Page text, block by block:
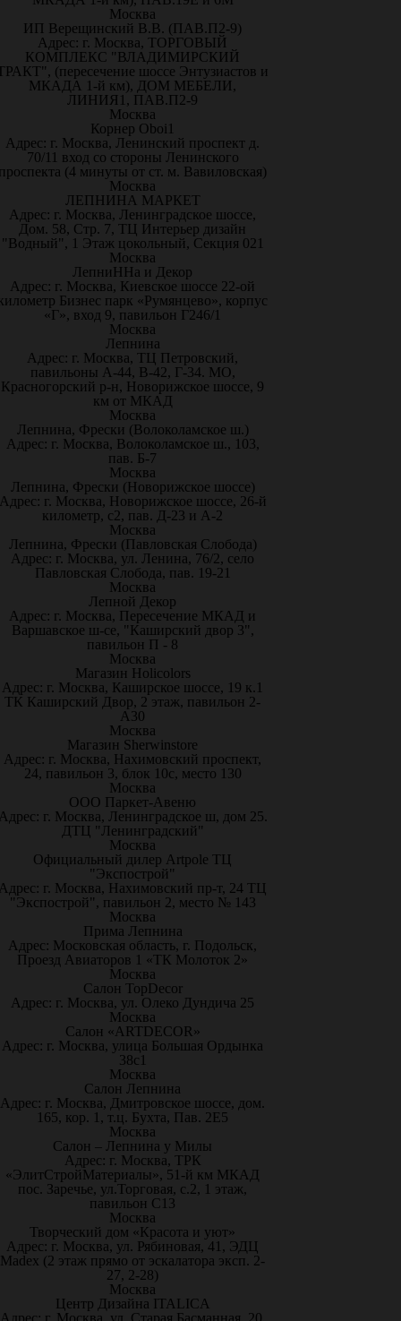
Москва
ИП Верещинский В.В. (ПАВ.П2-9)
Адрес: г. Москва, ТОРГОВЫЙ
КОМПЛЕКС "ВЛАДИМИРСКИЙ
(пересечение шоссе Энтузиастов и
МКАДА 1-й км), ДОМ МЕБЕЛИ,
ЛИНИЯ1, ПАВ.П2-9
Москва
Корнер Oboi1
Адрес: г. Москва, Ленинский проспект д.
70/11 вход со стороны Ленинского
(4 минуты от ст. м. Вавиловская)
Москва
ЛЕПНИНА МАРКЕТ
Адрес: г. Москва, Ленинградское шоссе,
Дом. 58, Стр. 7, ТЦ Интерьер дизайн
"Водный", 1 Этаж цокольный, Секция 021
Москва
ЛепниННа и Декор
Адрес: г. Москва, Киевское шоссе 22-ой
Бизнес парк «Румянцево», корпус
«Г», вход 9, павильон Г246/1
Москва
Лепнина
Адрес: г. Москва, ТЦ Петровский,
павильоны А-44, В-42, Г-34. МО,
Красногорский р-н, Новорижское шоссе, 9
км от МКАД
Москва
Лепнина, Фрески (Волоколамское ш.)
Адрес: г. Москва, Волоколамское ш., 103,
пав. Б-7
Москва
Лепнина, Фрески (Новорижское шоссе)
г. Москва, Новорижское шоссе, 26-й
километр, с2, пав. Д-23 и А-2
Москва
Лепнина, Фрески (Павловская Слобода)
Адрес: г. Москва, ул. Ленина, 76/2, село
Павловская Слобода, пав. 19-21
Москва
Лепной Декор
Адрес: г. Москва, Пересечение МКАД и
Варшавское ш-се, "Каширский двор 3",
павильон П - 8
Москва
Магазин Holicolors
Адрес: г. Москва, Каширское шоссе, 19 к.1
ТК Каширский Двор, 2 этаж, павильон 2-
А30
Москва
Магазин Sherwinstore
Адрес: г. Москва, Нахимовский проспект,
24, павильон 3, блок 10с, место 130
Москва
ООО Паркет-Авeню
г. Москва, Ленинградское ш, дом 25.
ДТЦ "Ленинградский"
Москва
Официальный дилер Artpole ТЦ
"Экспострой"
г. Москва, Нахимовский пр-т, 24 ТЦ
"Экспострой", павильон 2, место № 143
Москва
Прима Лепнина
Адрес: Московская область, г. Подольск,
Проезд Авиаторов 1 «ТК Молоток 2»
Москва
Салон TopDecor
Адрес: г. Москва, ул. Олеко Дундича 25
Москва
Салон «ARTDECOR»
Адрес: г. Москва, улица Большая Ордынка
38с1
Москва
Салон Лепнина
Адрес: г. Москва, Дмитровское шоссе, дом.
165, кор. 1, т.ц. Бухта, Пав. 2Е5
Москва
Салон – Лепнина у Милы
Адрес: г. Москва, ТРК
«ЭлитСтройМатериалы», 51-й км МКАД
пос. Заречье, ул.Торговая, с.2, 1 этаж,
павильон С13
Москва
Творческий дом «Красота и уют»
Адрес: г. Москва, ул. Рябиновая, 41, ЭДЦ
Madex (2 этаж прямо от эскалатора эксп. 2-
27, 2-28)
Москва
Центр Дизайна ITALICA
Адрес: г. Москва, ул. Старая Басманная, 20,